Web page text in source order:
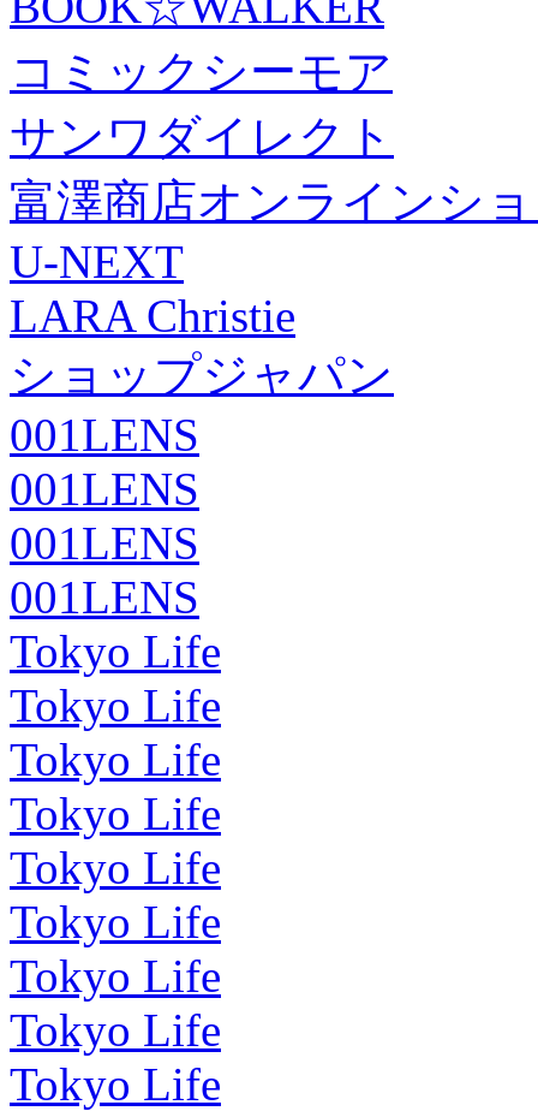
コミックシーモア
サンワダイレクト
富澤商店オンラインシ
U-NEXT
LARA Christie
ショップジャパン
001LENS
001LENS
001LENS
001LENS
Tokyo Life
Tokyo Life
Tokyo Life
Tokyo Life
Tokyo Life
Tokyo Life
Tokyo Life
Tokyo Life
Tokyo Life